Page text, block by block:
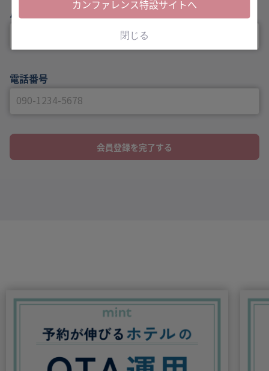
カンファレンス特設サイトへ
閉じる
パスワード（確認）
電話番号